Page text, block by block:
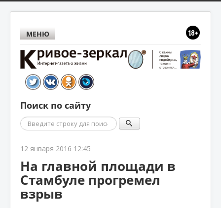
МЕНЮ
Поиск по сайту
Поиск
12 января 2016 12:45
На главной площади в
Стамбуле прогремел
взрыв